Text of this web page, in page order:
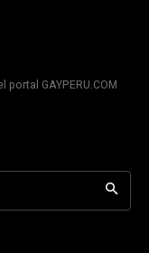
GAYPERU.COM